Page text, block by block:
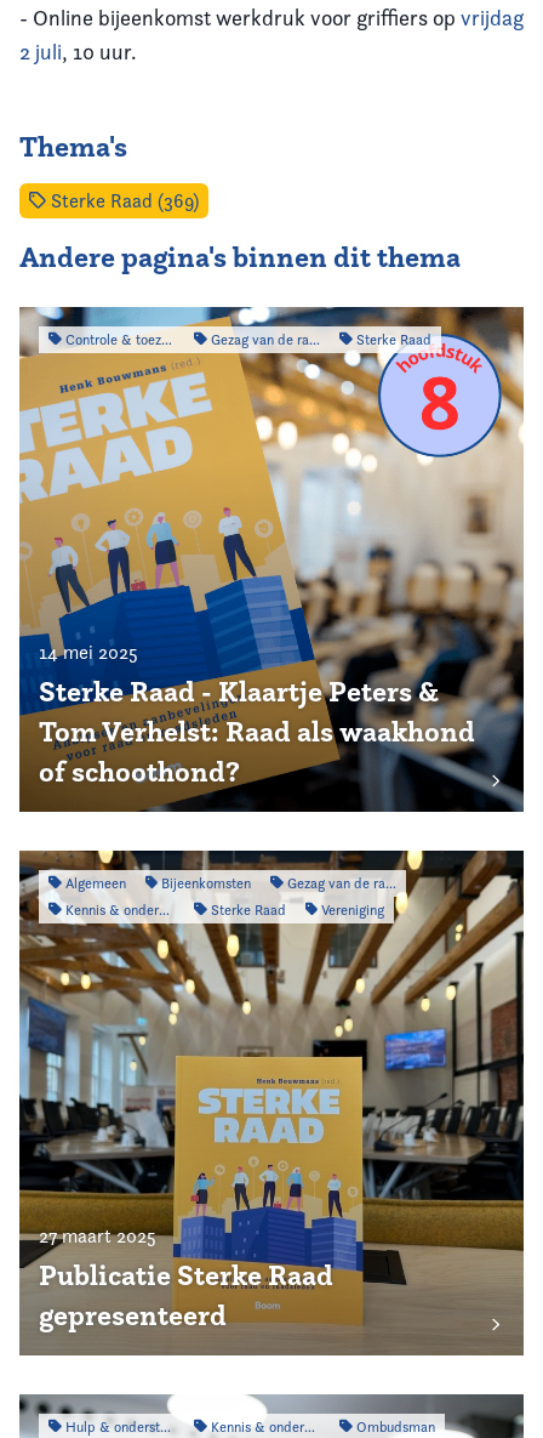
- Online bijeenkomst werkdruk voor griffiers op vrijdag
2 juli, 10 uur.
Thema's
Sterke Raad (369)
Andere pagina's binnen dit thema
Controle & toezicht Gezag van de raad Sterke Raad
14 mei 2025
Sterke Raad - Klaartje Peters &
Tom Verhelst: Raad als waakhond
of schoothond?
Algemeen Bijeenkomsten
Gezag van de raad
Kennis & onderzoek
Sterke Raad Vereniging
27 maart 2025
Publicatie Sterke Raad
gepresenteerd
Hulp & ondersteuning Kennis & onderzoek
Ombudsman